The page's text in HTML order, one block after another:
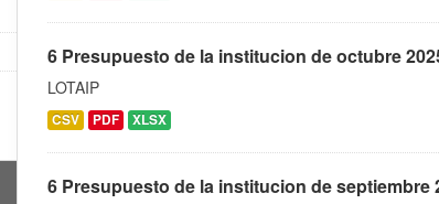
6 Presupuesto de la institucion de octubre
LOTAIP
CSV PDF XLSX
6 Presupuesto de la institucion de septiembre